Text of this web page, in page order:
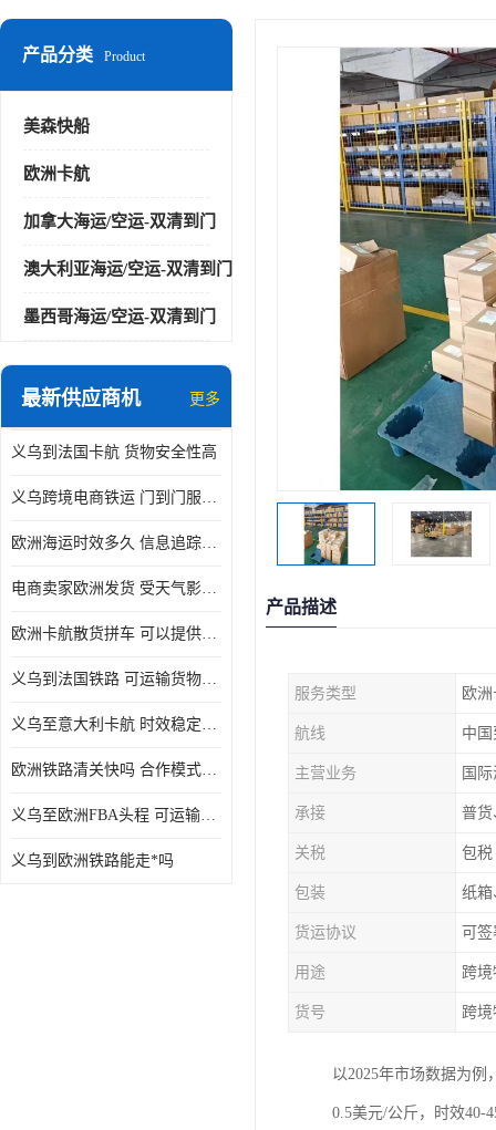
产品分类 Product
美森快船
欧洲卡航
加拿大海运/空运-双清到门
澳大利亚海运/空运-双清到门
墨西哥海运/空运-双清到门
最新供应商机 更多
义乌到法国卡航 货物安全性高
义乌跨境电商铁运 门到门服务便捷
欧洲海运时效多久 信息追踪及时
电商卖家欧洲发货 受天气影响小
欧洲卡航散货拼车 可以提供个性化服务
义乌到法国铁路 可运输货物种类多
义乌至意大利卡航 时效稳定有保障
欧洲铁路清关快吗 合作模式多样
义乌至欧洲FBA头程 可运输货物种类多
义乌到欧洲铁路能走*吗
产品描述
服务类型 欧
航线 中
主营业务 国
承接 普货
关税 包税
包装 纸箱
货运协议 可
用途 跨
货号 跨
以2025年市场数据为
0.5美元/公斤，时效40-